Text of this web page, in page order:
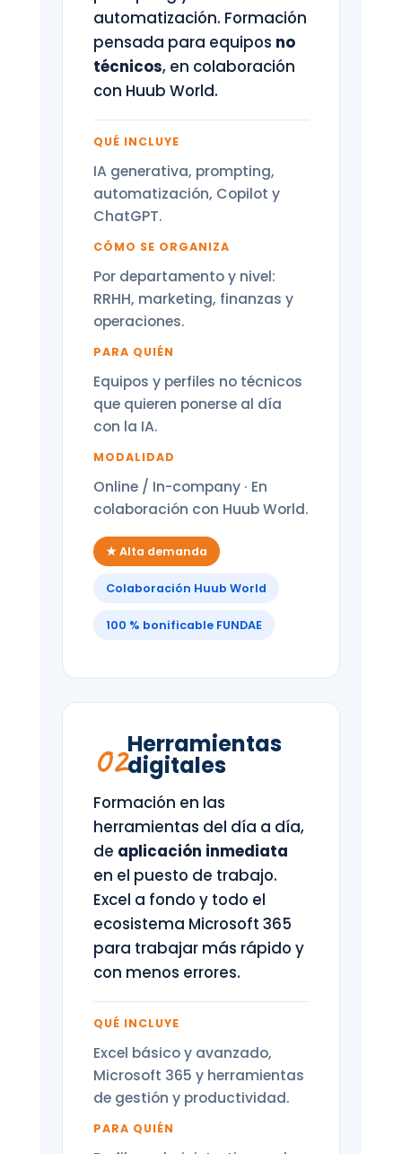
automatización. Formación
pensada para equipos no
técnicos, en colaboración
con Huub World.
QUÉ INCLUYE
IA generativa, prompting,
automatización, Copilot y
ChatGPT.
CÓMO SE ORGANIZA
Por departamento y nivel:
RRHH, marketing, finanzas y
operaciones.
PARA QUIÉN
Equipos y perfiles no técnicos
que quieren ponerse al día
con la IA.
MODALIDAD
Online / In-company · En
colaboración con Huub World.
★ Alta demanda
Colaboración Huub World
100 % bonificable FUNDAE
02Herramientas
digitales
Formación en las
herramientas del día a día,
de aplicación inmediata
en el puesto de trabajo.
Excel a fondo y todo el
ecosistema Microsoft 365
para trabajar más rápido y
con menos errores.
QUÉ INCLUYE
Excel básico y avanzado,
Microsoft 365 y herramientas
de gestión y productividad.
PARA QUIÉN